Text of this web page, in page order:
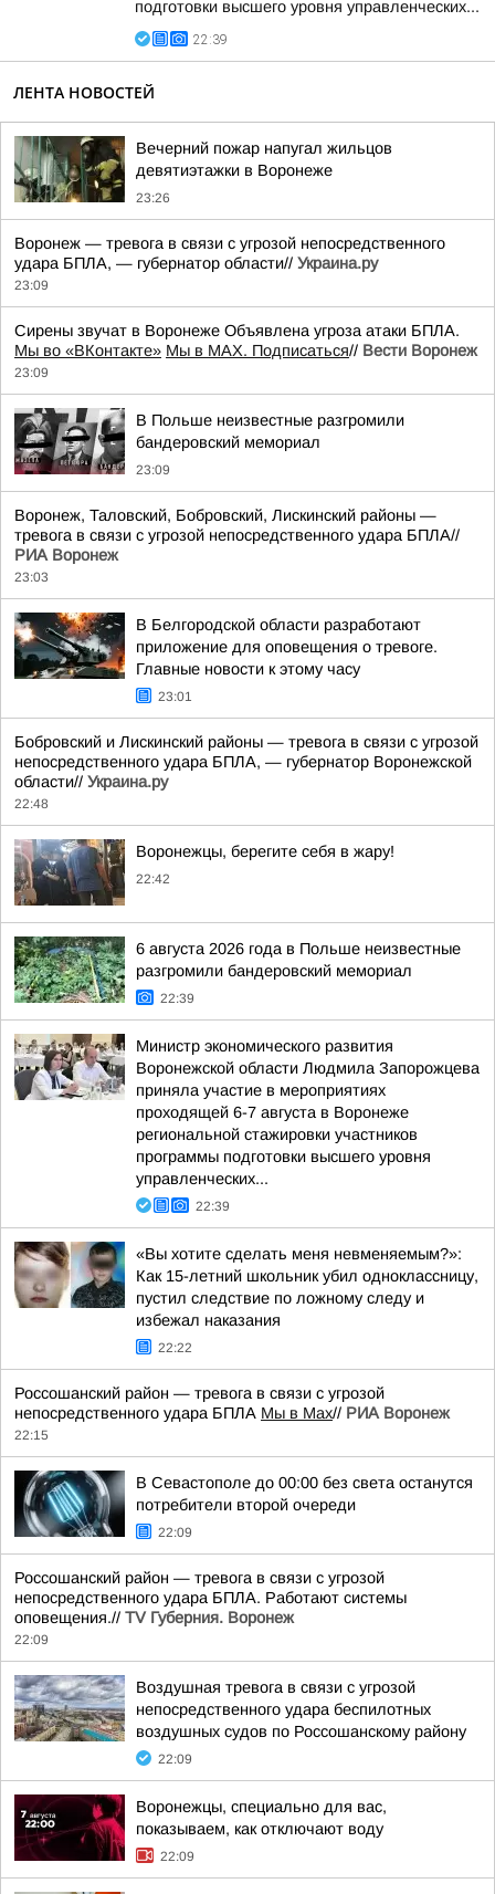
подготовки высшего уровня управленческих...
22:39
ЛЕНТА НОВОСТЕЙ
Вечерний пожар напугал жильцов
девятиэтажки в Воронеже
23:26
Воронеж — тревога в связи с угрозой непосредственного
удара БПЛА, — губернатор области// Украина.ру
23:09
Сирены звучат в Воронеже Объявлена угроза атаки БПЛА.
Мы во «ВКонтакте» Мы в MAX. Подписаться// Вести Воронеж
23:09
В Польше неизвестные разгромили
бандеровский мемориал
23:09
Воронеж, Таловский, Бобровский, Лискинский районы —
тревога в связи с угрозой непосредственного удара БПЛА//
РИА Воронеж
23:03
В Белгородской области разработают
приложение для оповещения о тревоге.
Главные новости к этому часу
23:01
Бобровский и Лискинский районы — тревога в связи с угрозой
непосредственного удара БПЛА, — губернатор Воронежской
области// Украина.ру
22:48
Воронежцы, берегите себя в жару!
22:42
6 августа 2026 года в Польше неизвестные
разгромили бандеровский мемориал
22:39
Министр экономического развития
Воронежской области Людмила Запорожцева
приняла участие в мероприятиях
проходящей 6-7 августа в Воронеже
региональной стажировки участников
программы подготовки высшего уровня
управленческих...
22:39
«Вы хотите сделать меня невменяемым?»:
Как 15-летний школьник убил одноклассницу,
пустил следствие по ложному следу и
избежал наказания
22:22
Россошанский район — тревога в связи с угрозой
непосредственного удара БПЛА Мы в Мах// РИА Воронеж
22:15
В Севастополе до 00:00 без света останутся
потребители второй очереди
22:09
Россошанский район — тревога в связи с угрозой
непосредственного удара БПЛА. Работают системы
оповещения.// TV Губерния. Воронеж
22:09
Воздушная тревога в связи с угрозой
непосредственного удара беспилотных
воздушных судов по Россошанскому району
22:09
Воронежцы, специально для вас,
показываем, как отключают воду
22:09